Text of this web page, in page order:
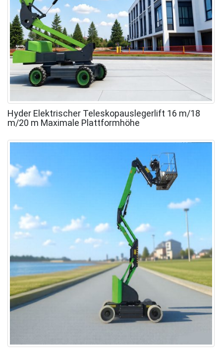
Hyder Elektrischer Teleskopauslegerlift 16 m/18
m/20 m Maximale Plattformhöhe